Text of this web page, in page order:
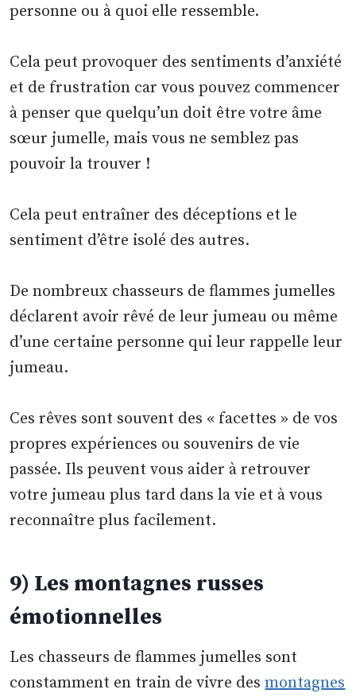
personne ou à quoi elle ressemble.
Cela peut provoquer des sentiments d’anxiété
et de frustration car vous pouvez commencer
à penser que quelqu’un doit être votre âme
sœur jumelle, mais vous ne semblez pas
pouvoir la trouver !
Cela peut entraîner des déceptions et le
sentiment d’être isolé des autres.
De nombreux chasseurs de flammes jumelles
déclarent avoir rêvé de leur jumeau ou même
d’une certaine personne qui leur rappelle leur
jumeau.
Ces rêves sont souvent des « facettes » de vos
propres expériences ou souvenirs de vie
passée. Ils peuvent vous aider à retrouver
votre jumeau plus tard dans la vie et à vous
reconnaître plus facilement.
9) Les montagnes russes
émotionnelles
Les chasseurs de flammes jumelles sont
constamment en train de vivre desmontagnes